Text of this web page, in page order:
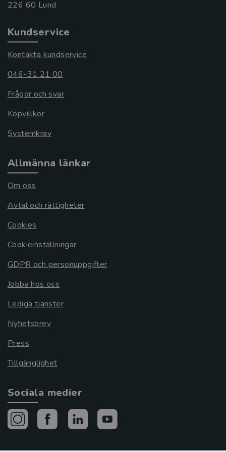
Kundservice
Kontakta kundservice
046-31 21 00
Frågor och svar
Köpvillkor
Systemkrav
Allmänna länkar
Om oss
Avtal och rättigheter
Cookies
Cookieinställningar
GDPR och personuppgifter
Jobba hos oss
Lediga tjänster
Nyhetsbrev
Press
Tillgänglighet
Sociala medier